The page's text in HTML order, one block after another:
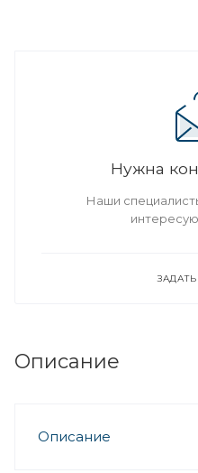
Нужна
Наши
Описание
Описание